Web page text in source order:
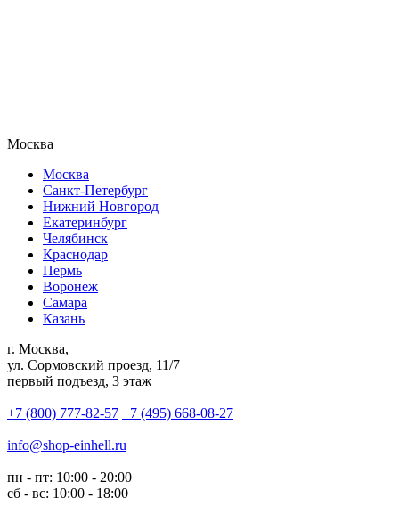
Москва
Москва
Санкт-Петербург
Нижний Новгород
Екатеринбург
Челябинск
Краснодар
Пермь
Воронеж
Самара
Казань
г. Москва,
ул. Сормовский проезд, 11/7
первый подъезд, 3 этаж
+7 (800) 777-82-57 +7 (495) 668-08-27
info@shop-einhell.ru
пн - пт: 10:00 - 20:00
сб - вс: 10:00 - 18:00